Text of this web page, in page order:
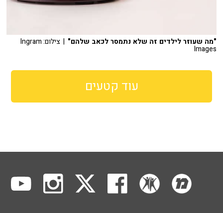
"מה שעוזר לילדים זה שלא נתמסר לכאב שלהם" | צילום: Ingram
Images
עוד קטעים